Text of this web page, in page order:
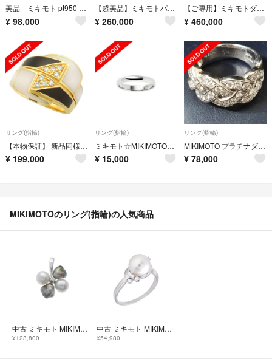
美品 ミキモト pt950 リング 指輪 #10.5
¥ 98,000
【超美品】ミキモトパールリング8.9mm pt950 7号 ダイヤ0.51ct
¥ 260,000
【ご専用】ミキモトダイヤモンド エメラルド タンザナイトネックレス指輪セット
¥ 460,000
リング(指輪)
【本物保証】 新品同様 ミキモト MIKIMOTO リング 指輪 K18YG メレダイヤモンド ホワイトシェル ブラックラッカー 15.5号
¥ 199,000
リング(指輪)
ミキモト☆MIKIMOTO★プラチナ結婚指輪リング☆
¥ 15,000
リング(指輪)
MIKIMOTO プラチナダイヤモンドリング pt950
¥ 78,000
MIKIMOTOのリング(指輪)の人気商品
中古 ミキモト MIKIMOTO レディース ペンダントトップ K18ホワイトゴールド WG ダイヤモンド
¥123,800
中古 ミキモト MIKIMOTO レディース リング・指輪 Ptプラチナ ダイヤモンド
¥54,980